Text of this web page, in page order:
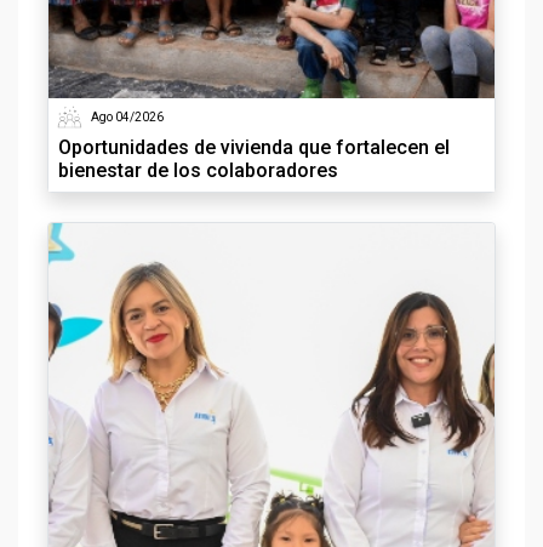
Ago 04/2026
Oportunidades de vivienda que fortalecen el
bienestar de los colaboradores